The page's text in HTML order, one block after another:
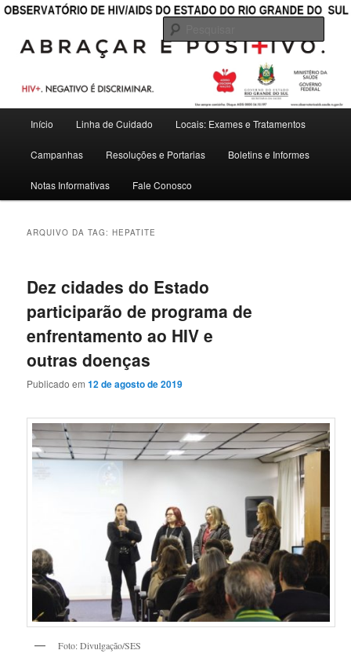
OBSERVATÓRIO DE HIV/AIDS DO
ESTADO DO RIO GRANDE DO SUL
Pular
para
o
conteúdo
Pular
para
o
conteúdo
Início Linha de Cuidado Locais: Exames e Tratamentos
Campanhas Resoluções e Portarias Boletins e Informes
Notas Informativas Fale Conosco
ARQUIVO DA TAG:HEPATITE
Dez cidades do Estado
participarão de programa de
enfrentamento ao HIV e
outras doenças
Publicado em12 de agosto de 2019
Foto: Divulgação/SES